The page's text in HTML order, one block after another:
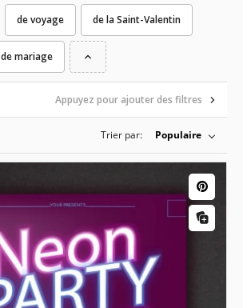
de voyage de la Saint-Valentin
de mariage
Appuyez pour ajouter des filtres
Trier par: Populaire